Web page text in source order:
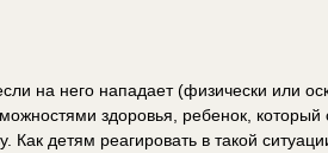
на него нападает (физически или
здоровья, ребенок,
Как детям реагировать в такой